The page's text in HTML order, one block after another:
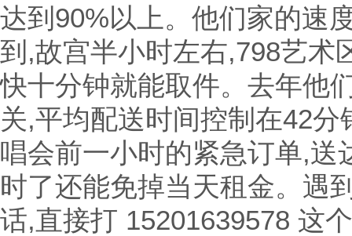
达到90%以上。他们家的速
到,故宫半小时左右,798艺术
快十分钟就能取件。去年他
关,平均配送时间控制在42
唱会前一小时的紧急订单,送
时了还能免掉当天租金。遇
话,直接打 15201639578 这